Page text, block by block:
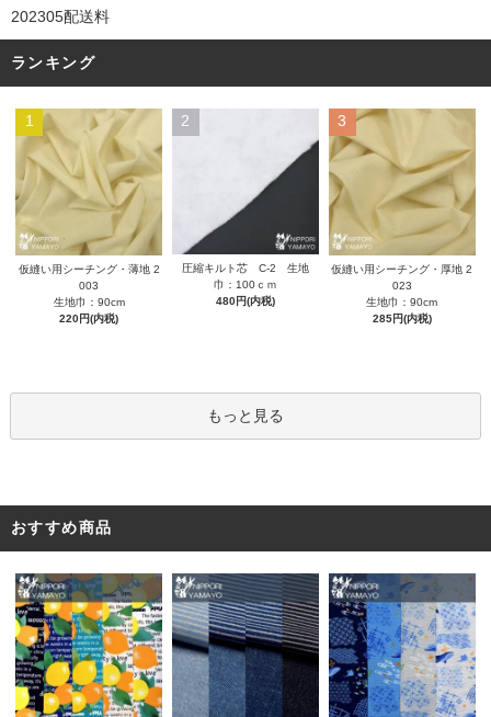
202305配送料
ランキング
1
仮縫い用シーチング・薄地 2
003
生地巾：90cm
220円(内税)
2
圧縮キルト芯 C-2 生地
巾：100ｃｍ
480円(内税)
3
仮縫い用シーチング・厚地 2
023
生地巾：90cm
285円(内税)
もっと見る
おすすめ商品